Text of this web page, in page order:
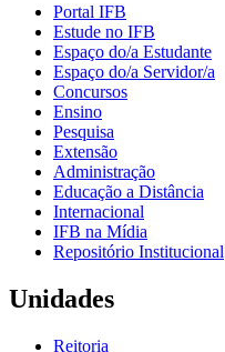
Portal IFB
Estude no IFB
Espaço do/a Estudante
Espaço do/a Servidor/a
Concursos
Ensino
Pesquisa
Extensão
Administração
Educação a Distância
Internacional
IFB na Mídia
Repositório Institucional
Unidades
Reitoria